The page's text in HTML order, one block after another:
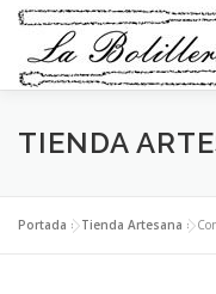
Saltar
contenido
TIENDA LA
SERVICIOS
TIENDA
Portada »Tienda Artesana »